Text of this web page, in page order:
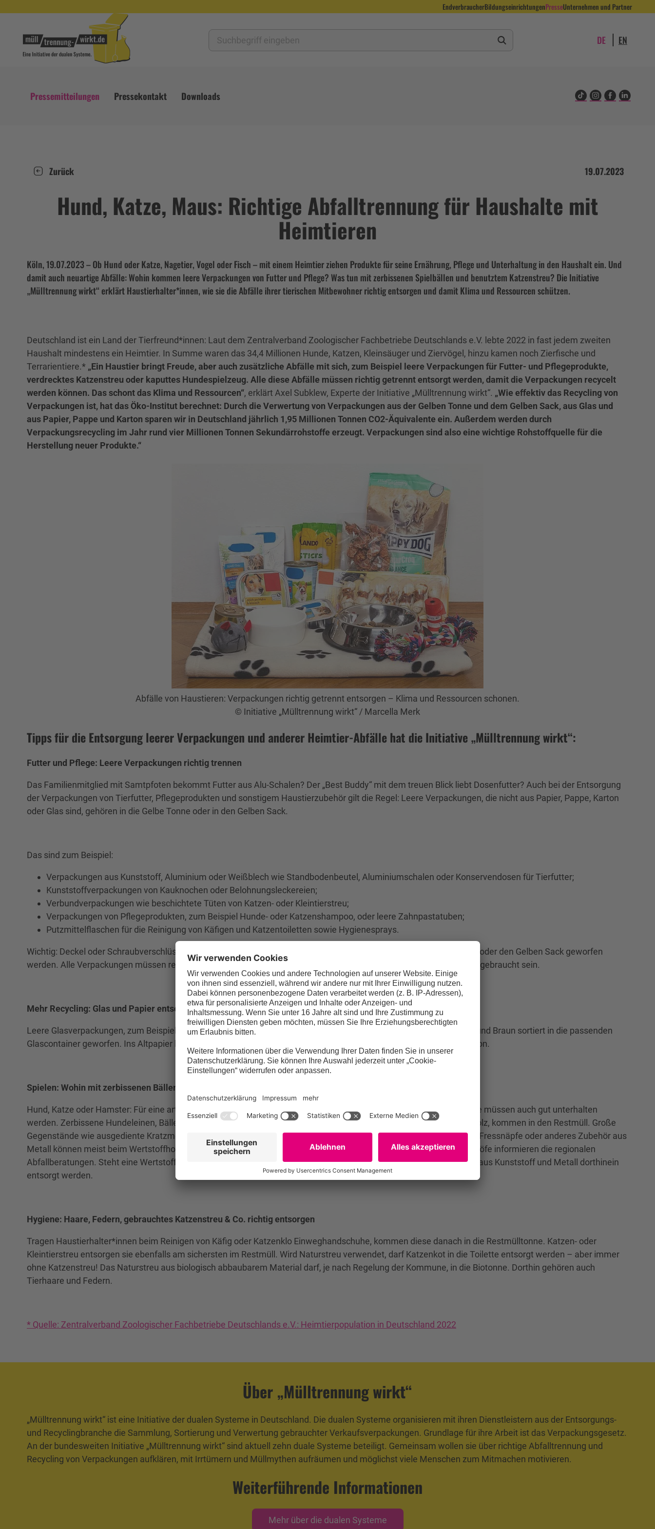
EndverbraucherBildungseinrichtungenPresseUnternehmen und Partner
Suchbegriff eingeben
Suche starten DE EN
Pressemitteilungen Pressekontakt Downloads
Zurück 19.07.2023
Hund, Katze, Maus: Richtige Abfalltrennung für Haushalte mit
Heimtieren
Köln, 19.07.2023 – Ob Hund oder Katze, Nagetier, Vogel oder Fisch – mit einem Heimtier ziehen Produkte für seine Ernährung, Pflege und Unterhaltung in den Haushalt ein. Und
damit auch neuartige Abfälle: Wohin kommen leere Verpackungen von Futter und Pflege? Was tun mit zerbissenen Spielbällen und benutztem Katzenstreu? Die Initiative
„Mülltrennung wirkt“ erklärt Haustierhalter*innen, wie sie die Abfälle ihrer tierischen Mitbewohner richtig entsorgen und damit Klima und Ressourcen schützen.
Deutschland ist ein Land der Tierfreund*innen: Laut dem Zentralverband Zoologischer Fachbetriebe Deutschlands e.V. lebte 2022 in fast jedem zweiten
Haushalt mindestens ein Heimtier. In Summe waren das 34,4 Millionen Hunde, Katzen, Kleinsäuger und Ziervögel, hinzu kamen noch Zierfische und
Terrarientiere.* „Ein Haustier bringt Freude, aber auch zusätzliche Abfälle mit sich, zum Beispiel leere Verpackungen für Futter- und Pflegeprodukte,
verdrecktes Katzenstreu oder kaputtes Hundespielzeug. Alle diese Abfälle müssen richtig getrennt entsorgt werden, damit die Verpackungen recycelt
werden können. Das schont das Klima und Ressourcen“, erklärt Axel Subklew, Experte der Initiative „Mülltrennung wirkt“. „Wie effektiv das Recycling von
Verpackungen ist, hat das Öko-Institut berechnet: Durch die Verwertung von Verpackungen aus der Gelben Tonne und dem Gelben Sack, aus Glas und
aus Papier, Pappe und Karton sparen wir in Deutschland jährlich 1,95 Millionen Tonnen CO2-Äquivalente ein. Außerdem werden durch
Verpackungsrecycling im Jahr rund vier Millionen Tonnen Sekundärrohstoffe erzeugt. Verpackungen sind also eine wichtige Rohstoffquelle für die
Herstellung neuer Produkte.“
Abfälle von Haustieren: Verpackungen richtig getrennt entsorgen – Klima und Ressourcen schonen.
© Initiative „Mülltrennung wirkt“ / Marcella Merk
Tipps für die Entsorgung leerer Verpackungen und anderer Heimtier-Abfälle hat die Initiative „Mülltrennung wirkt“:
Futter und Pflege: Leere Verpackungen richtig trennen
Das Familienmitglied mit Samtpfoten bekommt Futter aus Alu-Schalen? Der „Best Buddy“ mit dem treuen Blick liebt Dosenfutter? Auch bei der Entsorgung
der Verpackungen von Tierfutter, Pflegeprodukten und sonstigem Haustierzubehör gilt die Regel: Leere Verpackungen, die nicht aus Papier, Pappe, Karton
oder Glas sind, gehören in die Gelbe Tonne oder in den Gelben Sack.
Das sind zum Beispiel:
Verpackungen aus Kunststoff, Aluminium oder Weißblech wie Standbodenbeutel, Aluminiumschalen oder Konservendosen für Tierfutter;
Kunststoffverpackungen von Kauknochen oder Belohnungsleckereien;
Verbundverpackungen wie beschichtete Tüten von Katzen- oder Kleintierstreu;
Verpackungen von Pflegeprodukten, zum Beispiel Hunde- oder Katzenshampoo, oder leere Zahnpastatuben;
Putzmittelflaschen für die Reinigung von Käfigen und Katzentoiletten sowie Hygienesprays.
Wichtig: Deckel oder Schraubverschlüsse sollten getrennt von anderen Verpackungsbestandteilen in die Gelbe Tonne oder den Gelben Sack geworfen
werden. Alle Verpackungen müssen restentleert sein, auch der Inhalt von Spraydosen muss unbedingt vollständig aufgebraucht sein.
Mehr Recycling: Glas und Papier entsorgen
Leere Glasverpackungen, zum Beispiel von Vitaminpräparaten oder Pflegeölen, werden nach den Farben Weiß, Grün und Braun sortiert in die passenden
Glascontainer geworfen. Ins Altpapier kommen Umverpackungen oder Verpackungsbestandteile aus Papier und Karton.
Spielen: Wohin mit zerbissenen Bällen, alten Laufrädern & Co.?
Hund, Katze oder Hamster: Für eine artgerechte Haltung brauchen Haustiere nicht nur liebevolle Pflege und Futter. Sie müssen auch gut unterhalten
werden. Zerbissene Hundeleinen, Bälle und kleineres ausgemustertes Spielzeug, zum Beispiel aus Kunststoff oder Holz, kommen in den Restmüll. Große
Gegenstände wie ausgediente Kratzmöbel oder ein Katzenklo sind in der Regel ein Fall für den Sperrmüll. Alte Käfige, Fressnäpfe oder anderes Zubehör aus
Metall können meist beim Wertstoffhof abgegeben werden. Über die genauen Vorgaben für Sperrmüll und Wertstoffhöfe informieren die regionalen
Abfallberatungen. Steht eine Wertstofftonne zur Verfügung, dürfen neben Verpackungen auch kleinere Gegenstände aus Kunststoff und Metall dorthinein
entsorgt werden.
Hygiene: Haare, Federn, gebrauchtes Katzenstreu & Co. richtig entsorgen
Tragen Haustierhalter*innen beim Reinigen von Käfig oder Katzenklo Einweghandschuhe, kommen diese danach in die Restmülltonne. Katzen- oder
Kleintierstreu entsorgen sie ebenfalls am sichersten im Restmüll. Wird Naturstreu verwendet, darf Katzenkot in die Toilette entsorgt werden – aber immer
ohne Katzenstreu! Das Naturstreu aus biologisch abbaubarem Material darf, je nach Regelung der Kommune, in die Biotonne. Dorthin gehören auch
Tierhaare und Federn.
* Quelle: Zentralverband Zoologischer Fachbetriebe Deutschlands e.V.: Heimtierpopulation in Deutschland 2022
Über „Mülltrennung wirkt“
„Mülltrennung wirkt“ ist eine Initiative der dualen Systeme in Deutschland. Die dualen Systeme organisieren mit ihren Dienstleistern aus der Entsorgungs-
und Recyclingbranche die Sammlung, Sortierung und Verwertung gebrauchter Verkaufsverpackungen. Grundlage für ihre Arbeit ist das Verpackungsgesetz.
An der bundesweiten Initiative „Mülltrennung wirkt“ sind aktuell zehn duale Systeme beteiligt. Gemeinsam wollen sie über richtige Abfalltrennung und
Recycling von Verpackungen aufklären, mit Irrtümern und Müllmythen aufräumen und möglichst viele Menschen zum Mitmachen motivieren.
Weiterführende Informationen
Mehr über die dualen Systeme